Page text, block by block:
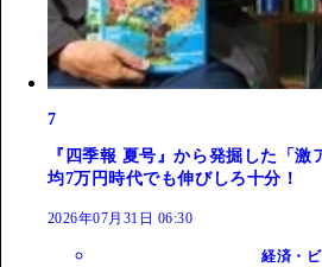
7
『四季報 夏号』から発掘した「
均7万円時代でも伸びしろ十分！
2026年07月31日 06:30
経済・